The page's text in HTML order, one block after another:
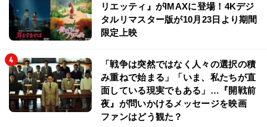
リエッティ』がIMAXに登場！4Kデジ
タルリマスター版が10月23日より期間
限定上映
「戦争は突然ではなく人々の選択の積
み重ねで始まる」「いま、私たちが直
面している現実でもある」…『開戦前
夜』が問いかけるメッセージを映画
ファンはどう観た？